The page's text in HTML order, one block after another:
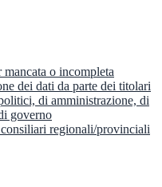
mancata o incompleta
dei dati da parte dei titolari
di amministrazione, di
governo
regionali/provinciali